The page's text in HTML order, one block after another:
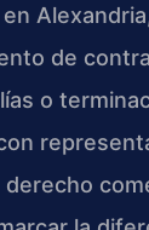
de
o